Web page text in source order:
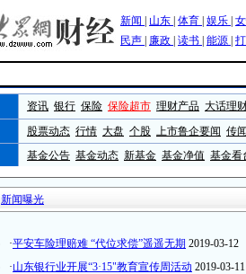
新闻曝光
·平安车险理赔难 “代位求偿”遥遥无期 2019-03-12
·山东银行业开展“3·15"教育宣传周活动 2019-03-11